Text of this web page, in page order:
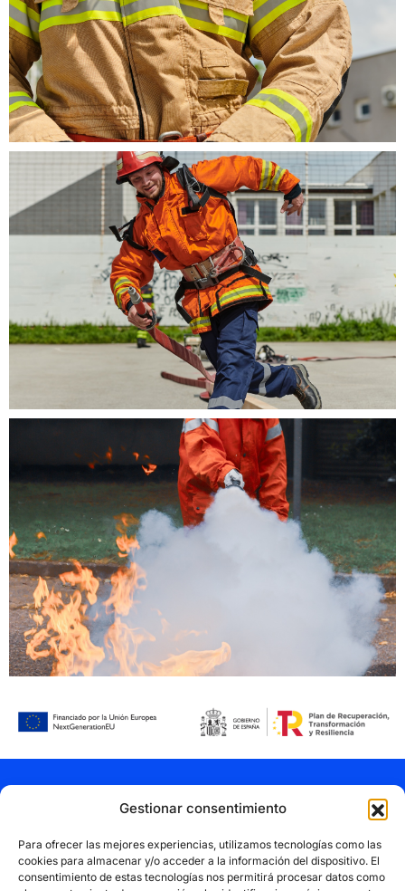
Gestionar consentimiento
Para ofrecer las mejores experiencias, utilizamos tecnologías como las
cookies para almacenar y/o acceder a la información del dispositivo. El
consentimiento de estas tecnologías nos permitirá procesar datos como
Impulsando el talento de tu
empresa con formación
continua bonificable.